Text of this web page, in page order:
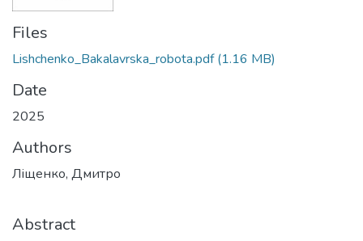
Files
Lishchenko_Bakalavrska_robota.pdf(1.16 MB)
Date
2025
Authors
Ліщенко, Дмитро
Abstract